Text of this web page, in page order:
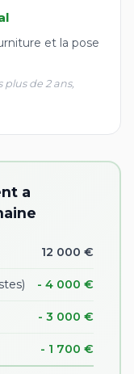
et la pose
de 2 ans,
a
12 000 €
- 4 000 €
- 3 000 €
- 1 700 €